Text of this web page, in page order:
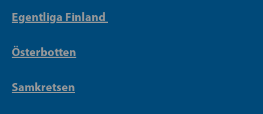
Egentliga Finland
Österbotten
Samkretsen